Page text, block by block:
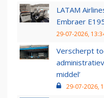
LATAM
Embraer
29-07-2026,
Verscherpt
middel’
29-07-2026,